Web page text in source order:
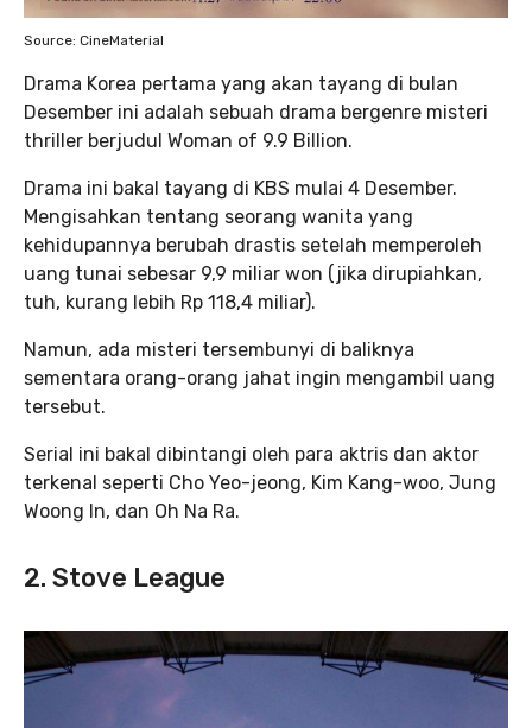
Source: CineMaterial
Drama Korea pertama yang akan tayang di bulan
Desember ini adalah sebuah drama bergenre misteri
thriller berjudul Woman of 9.9 Billion.
Drama ini bakal tayang di KBS mulai 4 Desember.
Mengisahkan tentang seorang wanita yang
kehidupannya berubah drastis setelah memperoleh
uang tunai sebesar 9,9 miliar won (jika dirupiahkan,
tuh, kurang lebih Rp 118,4 miliar).
Namun, ada misteri tersembunyi di baliknya
sementara orang-orang jahat ingin mengambil uang
tersebut.
Serial ini bakal dibintangi oleh para aktris dan aktor
terkenal seperti Cho Yeo-jeong, Kim Kang-woo, Jung
Woong In, dan Oh Na Ra.
2. Stove League